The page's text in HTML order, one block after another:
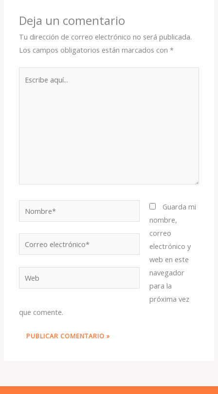
Deja un comentario
Tu dirección de correo electrónico no será publicada.
Los campos obligatorios están marcados con*
electrónico*
Guarda mi
nombre,
correo
electrónico y
web en este
navegador
para la
próxima vez
que comente.